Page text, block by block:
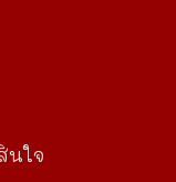
นใจ